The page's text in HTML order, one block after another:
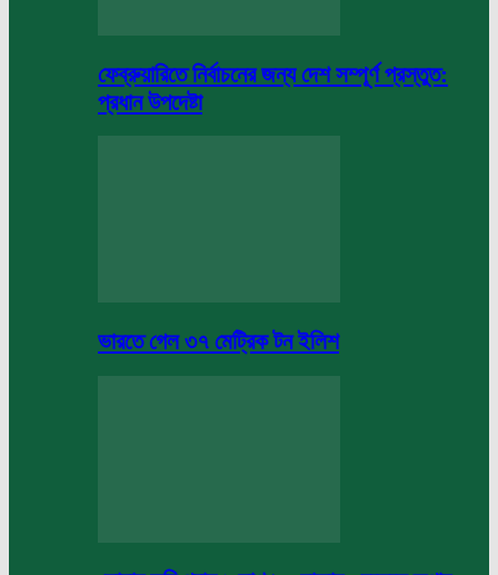
ফেব্রুয়ারিতে নির্বাচনের জন্য দেশ সম্পূর্ণ প্রস্তুত:
প্রধান উপদেষ্টা
ভারতে গেল ৩৭ মেট্রিক টন ইলিশ